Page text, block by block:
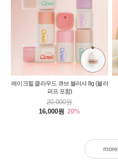
메이크힐 클라우드 큐브 블러셔 8g (블러
퍼프 포함)
20,000원
16,000원
20%
more